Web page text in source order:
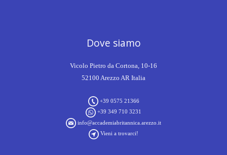
Dove siamo
Vicolo Pietro da Cortona, 10-16
52100 Arezzo AR Italia
+39 0575 21366
+39 349 710 3231
info@accademiabritannica.arezzo.it
Vieni a trovarci!